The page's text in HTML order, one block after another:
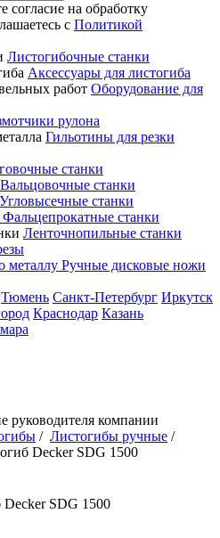
согласие на обработку
с Политикой
Листогибочные станки
Аксессуары для листогиба
Оборудование для
рулона
Гильотины для резки
станки
Вальцовочные станки
Угловысечные станки
Фальцепрокатные станки
Ленточнопильные станки
Ручные дисковые ножи
Тюмень Санкт-Петербург Иркутск
Краснодар Казань
/ Листогибы ручные /
Decker SDG 1500
руководителя компании